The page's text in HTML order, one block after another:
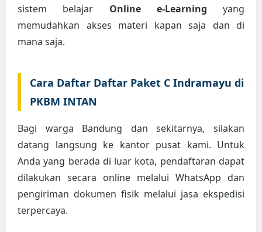
sistem belajar Online e-Learning yang
memudahkan akses materi kapan saja dan di
mana saja.
Cara Daftar Daftar Paket C Indramayu di
PKBM INTAN
Bagi warga Bandung dan sekitarnya, silakan
datang langsung ke kantor pusat kami. Untuk
Anda yang berada di luar kota, pendaftaran dapat
dilakukan secara online melalui WhatsApp dan
pengiriman dokumen fisik melalui jasa ekspedisi
terpercaya.